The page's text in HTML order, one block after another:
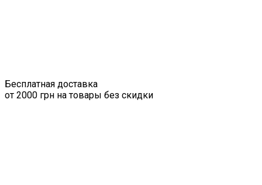
Бесплатная доставка
от 2000 грн на товары без скидки